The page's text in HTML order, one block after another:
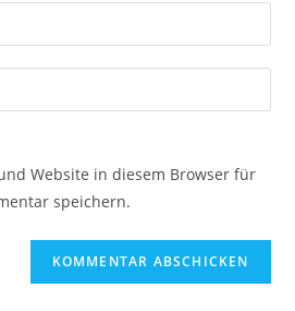
Website in diesem Browser für
speichern.